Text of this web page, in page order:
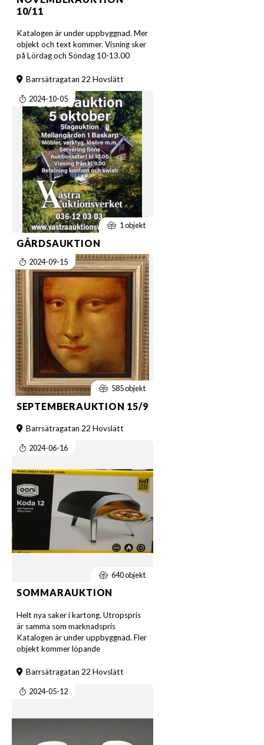
10/11
Katalogen är under uppbyggnad. Mer
objekt och text kommer. Visning sker
på Lördag och Söndag 10-13.00
Barrsätragatan 22 Hovslätt
2024-10-05
1 objekt
GÅRDSAUKTION
2024-09-15
585 objekt
SEPTEMBERAUKTION 15/9
Barrsätragatan 22 Hovslätt
2024-06-16
640 objekt
SOMMARAUKTION
Helt nya saker i kartong. Utropspris
är samma som marknadspris
Katalogen är under uppbyggnad. Fler
objekt kommer löpande
Barrsätragatan 22 Hovslätt
2024-05-12